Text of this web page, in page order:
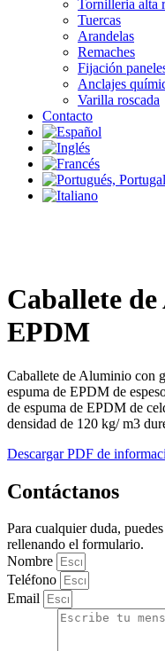
Tornilleria alta
Tuercas
Arandelas
Remaches
Fijación
Anclajes
Varilla roscada
Contacto
Caballete
EPDM
Caballete de Aluminio con
espuma de EPDM de
de espuma de EPDM de
densidad de 120 kg/ m3
Descargar PDF de
Contáctanos
Para cualquier duda,
rellenando el formulario.
Nombre
Teléfono
Email